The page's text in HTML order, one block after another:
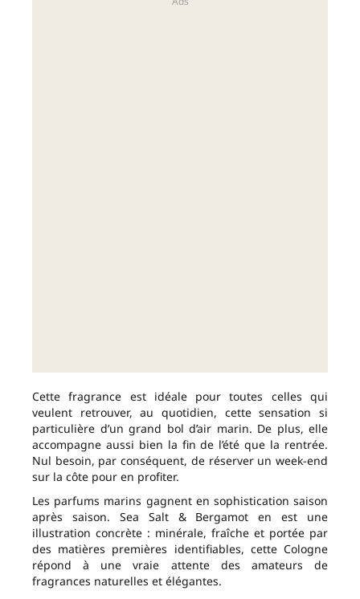
Cette fragrance est idéale pour toutes celles qui
veulent retrouver, au quotidien, cette sensation si
particulière d’un grand bol d’air marin. De plus, elle
accompagne aussi bien la fin de l’été que la rentrée.
Nul besoin, par conséquent, de réserver un week-end
sur la côte pour en profiter.
Les parfums marins gagnent en sophistication saison
après saison. Sea Salt & Bergamot en est une
illustration concrète : minérale, fraîche et portée par
des matières premières identifiables, cette Cologne
répond à une vraie attente des amateurs de
fragrances naturelles et élégantes.